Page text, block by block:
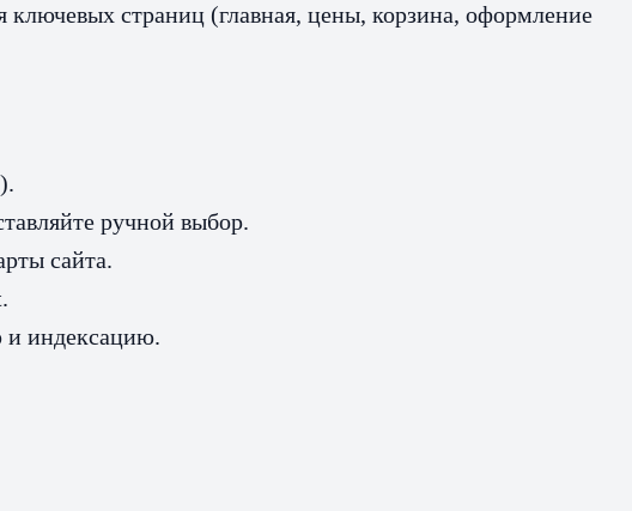
ключевых страниц (главная, цены, корзина, оформление
ручной выбор.
сайта.
и индексацию.